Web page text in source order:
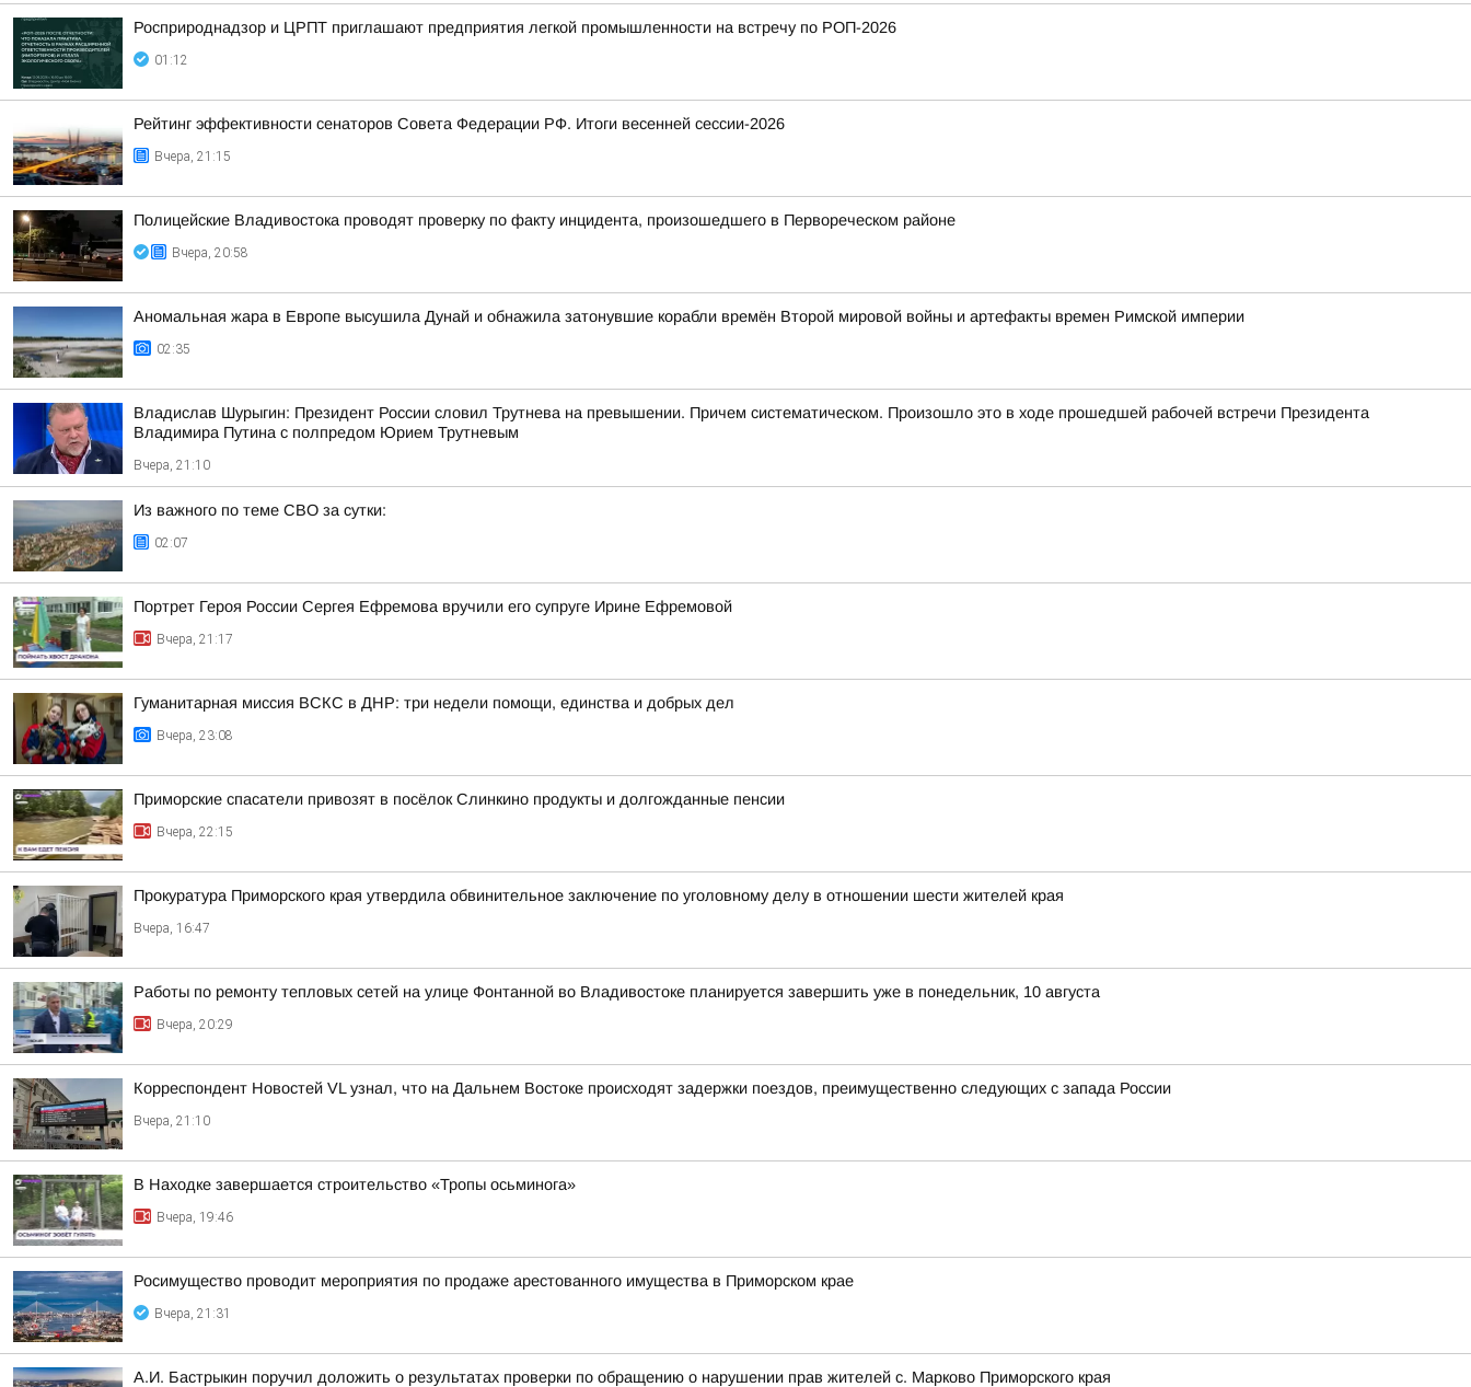
Росприроднадзор и ЦРПТ приглашают предприятия легкой промышленности на встречу по РОП-2026
01:12
Рейтинг эффективности сенаторов Совета Федерации РФ. Итоги весенней сессии-2026
Вчера, 21:15
Полицейские Владивостока проводят проверку по факту инцидента, произошедшего в Первореческом районе
Вчера, 20:58
Аномальная жара в Европе высушила Дунай и обнажила затонувшие корабли времён Второй мировой войны и артефакты времен Римской империи
02:35
Владислав Шурыгин: Президент России словил Трутнева на превышении. Причем систематическом. Произошло это в ходе прошедшей рабочей встречи Президента
Владимира Путина с полпредом Юрием Трутневым
Вчера, 21:10
Из важного по теме СВО за сутки:
02:07
Портрет Героя России Сергея Ефремова вручили его супруге Ирине Ефремовой
Вчера, 21:17
Гуманитарная миссия ВСКС в ДНР: три недели помощи, единства и добрых дел
Вчера, 23:08
Приморские спасатели привозят в посёлок Слинкино продукты и долгожданные пенсии
Вчера, 22:15
Прокуратура Приморского края утвердила обвинительное заключение по уголовному делу в отношении шести жителей края
Вчера, 16:47
Работы по ремонту тепловых сетей на улице Фонтанной во Владивостоке планируется завершить уже в понедельник, 10 августа
Вчера, 20:29
Корреспондент Новостей VL узнал, что на Дальнем Востоке происходят задержки поездов, преимущественно следующих с запада России
Вчера, 21:10
В Находке завершается строительство «Тропы осьминога»
Вчера, 19:46
Росимущество проводит мероприятия по продаже арестованного имущества в Приморском крае
Вчера, 21:31
А.И. Бастрыкин поручил доложить о результатах проверки по обращению о нарушении прав жителей с. Марково Приморского края